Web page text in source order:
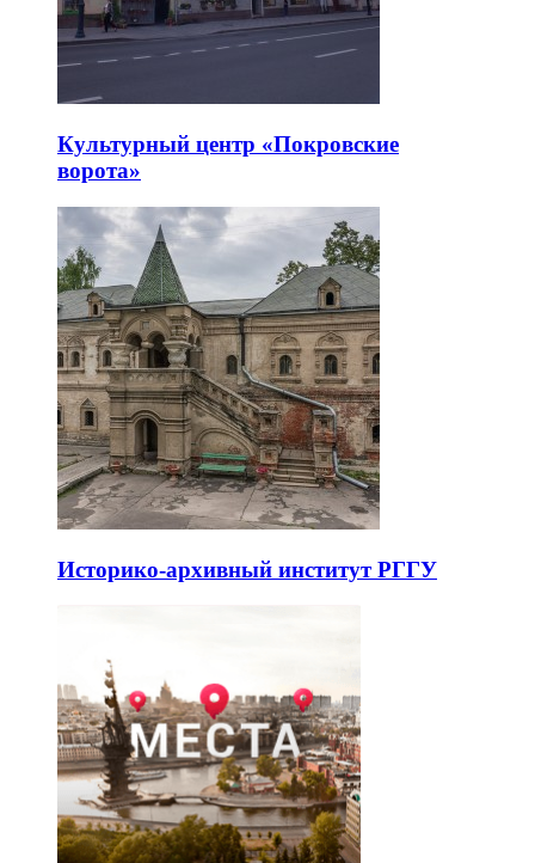
Культурный центр «Покровские
ворота»
Историко-архивный институт РГГУ